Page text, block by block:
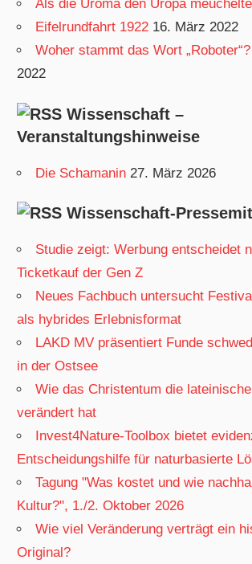
r
i
e
Als die Uroma den Uropa meuchelte
Eifelrundfahrt 1922 16. März 2022
Woher stammt das Wort „Roboter“?
2022
Wissenschaft –
Veranstaltungshinweise
Die Schamanin 27. März 2026
Wissenschaft-
Studie zeigt: Werbung entscheidet
Ticketkauf der Gen Z
Neues Fachbuch untersucht
als hybrides Erlebnisformat
LAKD MV präsentiert Funde
in der Ostsee
Wie das Christentum die
verändert hat
Invest4Nature-Toolbox bietet
Entscheidungshilfe für naturbasierte
Tagung "Was kostet und wie
Kultur?", 1./2. Oktober 2026
Wie viel Veränderung verträgt ein
Original?